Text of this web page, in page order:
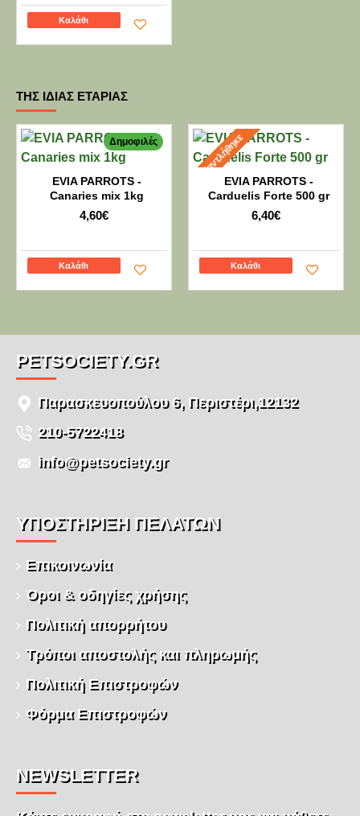
Καλάθι
ΤΗΣ ΊΔΙΑΣ ΕΤΑΡΊΑΣ
Δημοφιλές
EVIA PARROTS -
Canaries mix 1kg
4,60€
Καλάθι
Εξαντλήθηκε
EVIA PARROTS -
Carduelis Forte 500 gr
6,40€
Καλάθι
PETSOCIETY.GR
Παρασκευοπούλου 6, Περιστέρι,12132
210-5722418
info@petsociety.gr
ΥΠΌΣΤΉΡΙΞΗ ΠΕΛΑΤΏΝ
Επικοινωνία
Όροι & οδηγίες χρήσης
Πολιτική απορρήτου
Τρόποι αποστολής και πληρωμής
Πολιτική Επιστροφών
Φόρμα Επιστροφών
NEWSLETTER